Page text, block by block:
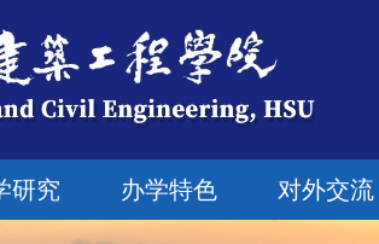
研究 办学特色 对外交流